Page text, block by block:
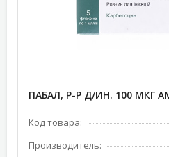
ПАБАЛ, Р-Р Д/ИН. 100 МКГ
Код товара:
Производитель: